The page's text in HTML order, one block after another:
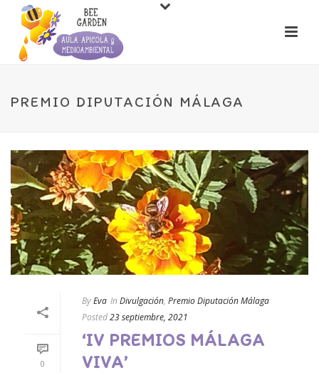
PREMIO DIPUTACIÓN MÁLAGA
0
ByEva In Divulgación, Premio Diputación Málaga
Posted23 septiembre, 2021
‘IV PREMIOS MÁLAGA
VIVA’